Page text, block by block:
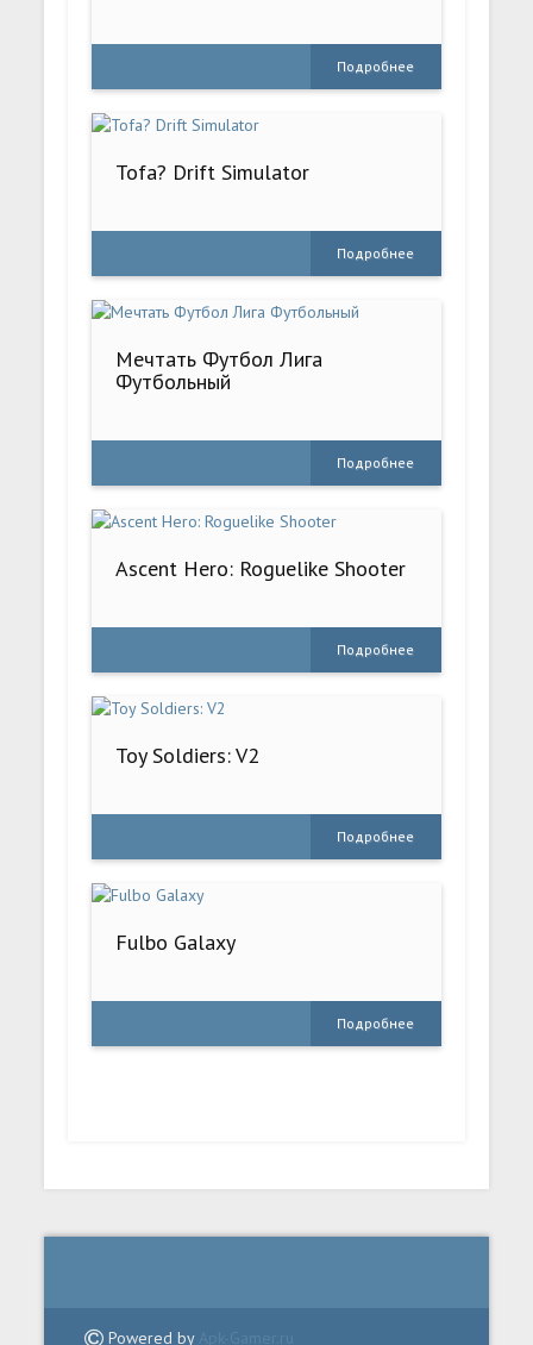
Подробнее
Tofa? Drift Simulator
Подробнее
Мечтать Футбол Лига
Футбольный
Подробнее
Ascent Hero: Roguelike Shooter
Подробнее
Toy Soldiers: V2
Подробнее
Fulbo Galaxy
Подробнее
Powered by